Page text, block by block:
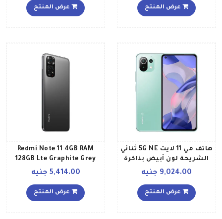
تقنية 5G
عرض المنتج عرض المنتج
هاتف مي 11 لايت 5G NE ثنائي
الشريحة لون أبيض بذاكرة
رام سعة 8 جيجابايت وذاكرة9,024.00 جنيه
عرض المنتج
Redmi Note 11 4GB RAM
128GB Lte Graphite Grey
5,414.00 جنيه
عرض المنتج